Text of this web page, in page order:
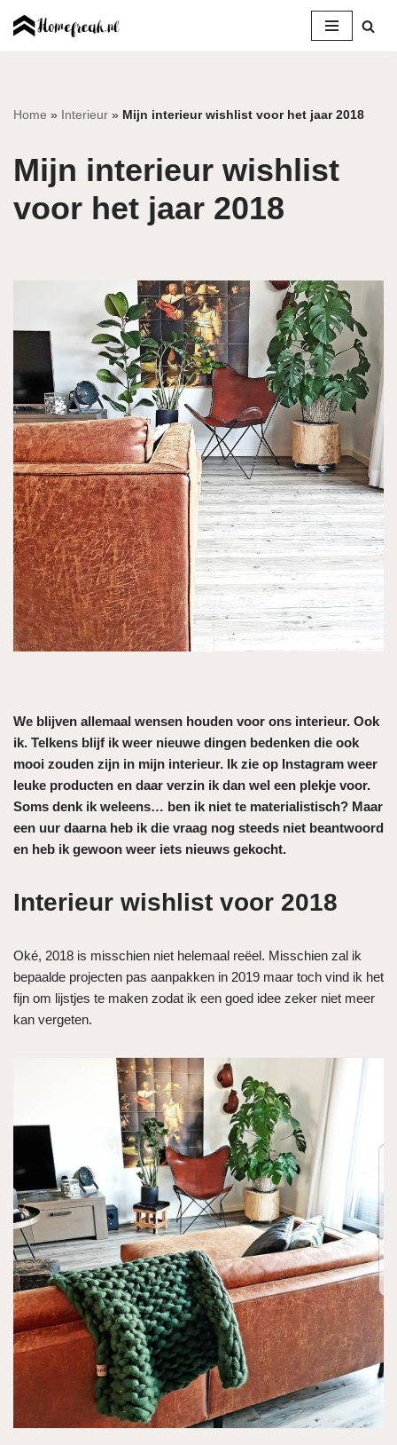
inhoud
Home » Interieur » Mijn interieur wishlist voor het jaar 2018
Mijn interieur wishlist
voor het jaar 2018
We blijven allemaal wensen houden voor ons interieur. Ook
ik. Telkens blijf ik weer nieuwe dingen bedenken die ook
mooi zouden zijn in mijn interieur. Ik zie op Instagram weer
leuke producten en daar verzin ik dan wel een plekje voor.
Soms denk ik weleens… ben ik niet te materialistisch? Maar
een uur daarna heb ik die vraag nog steeds niet beantwoord
en heb ik gewoon weer iets nieuws gekocht.
Interieur wishlist voor 2018
Oké, 2018 is misschien niet helemaal reëel. Misschien zal ik
bepaalde projecten pas aanpakken in 2019 maar toch vind ik het
fijn om lijstjes te maken zodat ik een goed idee zeker niet meer
kan vergeten.